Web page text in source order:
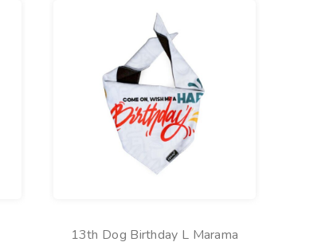
13th Dog Birthday L Marama